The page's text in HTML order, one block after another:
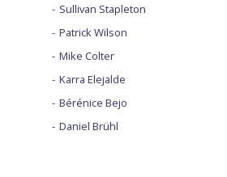
Sullivan Stapleton
Patrick Wilson
Mike Colter
Karra Elejalde
Bérénice Bejo
Daniel Brühl